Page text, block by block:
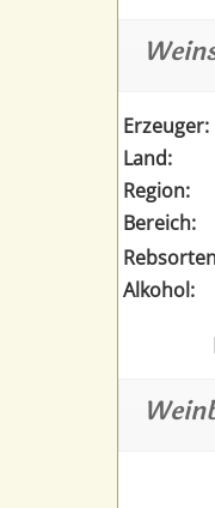
Erzeuger:
Land:
Region:
Bereich:
Alkohol: